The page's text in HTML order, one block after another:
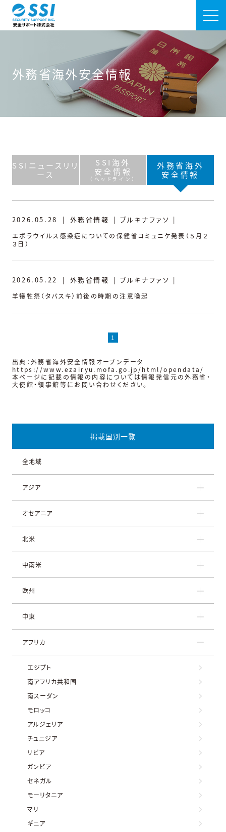
外務省海外安全情報
SSIニュースリリ
ース
SSI海外
安全情報
（ヘッドライン）
外務省海外
安全情報
2026.05.28 | 外務省情報 | ブルキナファソ |
エボラウイルス感染症についての保健省コミュニケ発表（５月２
３日）
2026.05.22 | 外務省情報 | ブルキナファソ |
羊犠牲祭（タバスキ）前後の時期の注意喚起
1
出典：外務省海外安全情報オープンデータ
https://www.ezairyu.mofa.go.jp/html/opendata/
本ページに記載の情報の内容については情報発信元の外務省・
大使館・領事館等にお問い合わせください。
掲載国別一覧
全地域
アジア
オセアニア
北米
中南米
欧州
中東
アフリカ
エジプト
南アフリカ共和国
南スーダン
モロッコ
アルジェリア
チュニジア
リビア
ガンビア
セネガル
モーリタニア
マリ
ギニア